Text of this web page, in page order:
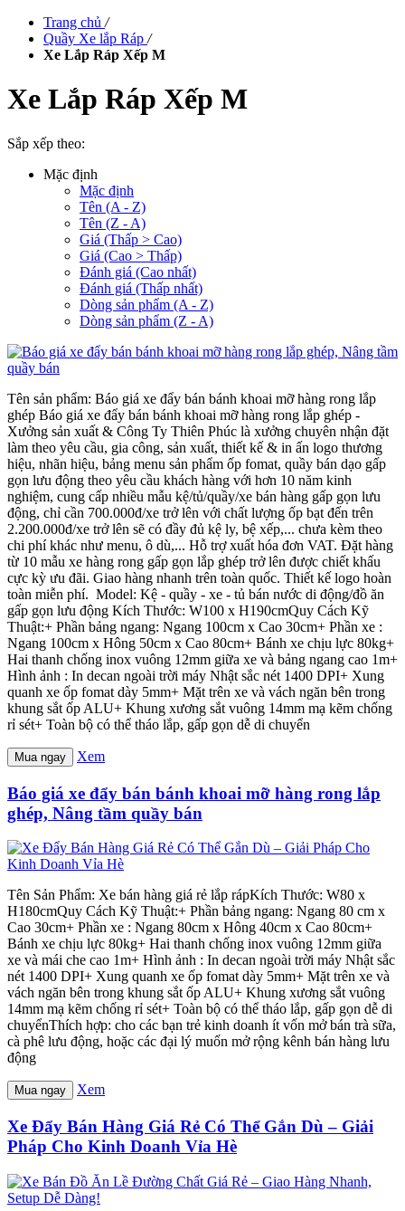
Trang chủ /
Quầy Xe lắp Ráp /
Xe Lắp Ráp Xếp M
Xe Lắp Ráp Xếp M
Sắp xếp theo:
Mặc định
Mặc định
Tên (A - Z)
Tên (Z - A)
Giá (Thấp > Cao)
Giá (Cao > Thấp)
Đánh giá (Cao nhất)
Đánh giá (Thấp nhất)
Dòng sản phẩm (A - Z)
Dòng sản phẩm (Z - A)
Tên sản phẩm: Báo giá xe đẩy bán bánh khoai mỡ hàng rong lắp
ghép Báo giá xe đẩy bán bánh khoai mỡ hàng rong lắp ghép -
Xưởng sản xuất & Công Ty Thiên Phúc là xưởng chuyên nhận đặt
làm theo yêu cầu, gia công, sản xuất, thiết kế & in ấn logo thương
hiệu, nhãn hiệu, bảng menu sản phẩm ốp fomat, quầy bán dạo gấp
gọn lưu động theo yêu cầu khách hàng với hơn 10 năm kinh
nghiệm, cung cấp nhiều mẫu kệ/tủ/quầy/xe bán hàng gấp gọn lưu
động, chỉ cần 700.000đ/xe trở lên với chất lượng ốp bạt đến trên
2.200.000đ/xe trở lên sẽ có đầy đủ kệ ly, bệ xếp,... chưa kèm theo
chi phí khác như menu, ô dù,... Hỗ trợ xuất hóa đơn VAT. Đặt hàng
từ 10 mẫu xe hàng rong gấp gọn lắp ghép trở lên được chiết khấu
cực kỳ ưu đãi. Giao hàng nhanh trên toàn quốc. Thiết kế logo hoàn
toàn miễn phí. Model: Kệ - quầy - xe - tủ bán nước di động/đồ ăn
gấp gọn lưu động Kích Thước: W100 x H190cmQuy Cách Kỹ
Thuật:+ Phần bảng ngang: Ngang 100cm x Cao 30cm+ Phần xe :
Ngang 100cm x Hông 50cm x Cao 80cm+ Bánh xe chịu lực 80kg+
Hai thanh chống inox vuông 12mm giữa xe và bảng ngang cao 1m+
Hình ảnh : In decan ngoài trời máy Nhật sắc nét 1400 DPI+ Xung
quanh xe ốp fomat dày 5mm+ Mặt trên xe và vách ngăn bên trong
khung sắt ốp ALU+ Khung xương sắt vuông 14mm mạ kẽm chống
rỉ sét+ Toàn bộ có thể tháo lắp, gấp gọn dễ di chuyển
Mua ngay Xem
Báo giá xe đẩy bán bánh khoai mỡ hàng rong lắp
ghép, Nâng tầm quầy bán
Tên Sản Phẩm: Xe bán hàng giá rẻ lắp rápKích Thước: W80 x
H180cmQuy Cách Kỹ Thuật:+ Phần bảng ngang: Ngang 80 cm x
Cao 30cm+ Phần xe : Ngang 80cm x Hông 40cm x Cao 80cm+
Bánh xe chịu lực 80kg+ Hai thanh chống inox vuông 12mm giữa
xe và mái che cao 1m+ Hình ảnh : In decan ngoài trời máy Nhật sắc
nét 1400 DPI+ Xung quanh xe ốp fomat dày 5mm+ Mặt trên xe và
vách ngăn bên trong khung sắt ốp ALU+ Khung xương sắt vuông
14mm mạ kẽm chống rỉ sét+ Toàn bộ có thể tháo lắp, gấp gọn dễ di
chuyểnThích hợp: cho các bạn trẻ kinh doanh ít vốn mở bán trà sữa,
cà phê lưu động, hoặc các đại lý muốn mở rộng kênh bán hàng lưu
động
Mua ngay Xem
Xe Đẩy Bán Hàng Giá Rẻ Có Thể Gắn Dù – Giải
Pháp Cho Kinh Doanh Vỉa Hè